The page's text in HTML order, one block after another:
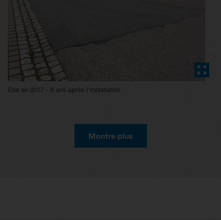
État en 2017 - 6 ans après l'installation
Montre plus